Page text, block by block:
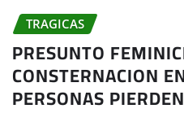
TRAGICAS
PRESUNTO
CONSTERNACION
PERSONAS